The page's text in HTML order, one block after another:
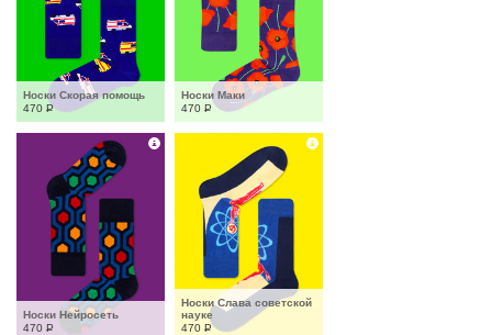
Носки Скорая помощь
470 Р
Носки Маки
470 Р
Носки Нейросеть
470 Р
Носки Слава советской
науке
470 Р